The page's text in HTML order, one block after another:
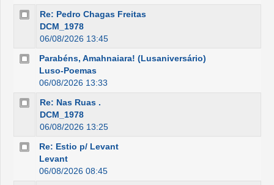
Re: Pedro Chagas Freitas
DCM_1978
06/08/2026 13:45
Parabéns, Amahnaiara! (Lusaniversário)
Luso-Poemas
06/08/2026 13:33
Re: Nas Ruas .
DCM_1978
06/08/2026 13:25
Re: Estio p/ Levant
Levant
06/08/2026 08:45